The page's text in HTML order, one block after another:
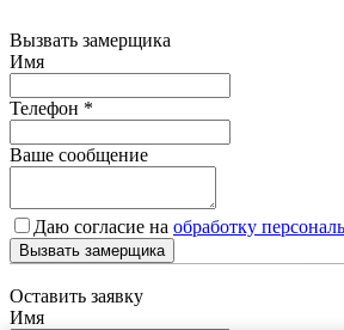
Вызвать замерщика
Имя
Телефон *
Ваше сообщение
Даю согласие на обработку
Вызвать замерщика
Оставить заявку
Имя